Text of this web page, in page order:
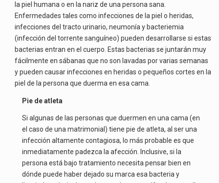
la piel humana o en la nariz de una persona sana.
Enfermedades tales como infecciones de la piel o heridas,
infecciones del tracto urinario, neumonía y bacteriemia
(infección del torrente sanguíneo) pueden desarrollarse si estas
bacterias entran en el cuerpo. Estas bacterias se juntarán muy
fácilmente en sábanas que no son lavadas por varias semanas
y pueden causar infecciones en heridas o pequeños cortes en la
piel de la persona que duerma en esa cama.
Pie de atleta
Si algunas de las personas que duermen en una cama (en
el caso de una matrimonial) tiene pie de atleta, al ser una
infección altamente contagiosa, lo más probable es que
inmediatamente padezca la afección. Inclusive, si la
persona está bajo tratamiento necesita pensar bien en
dónde puede haber dejado su marca esa bacteria y